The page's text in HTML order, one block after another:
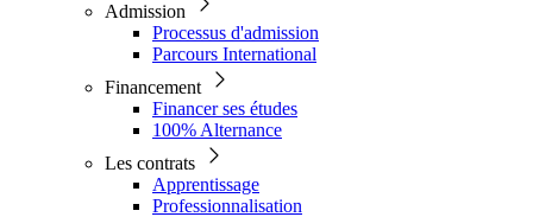
Admission
Processus d'admission
Parcours International
Financement
Financer ses études
100% Alternance
Les contrats
Apprentissage
Professionnalisation